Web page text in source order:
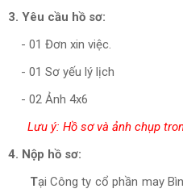
3. Yêu cầu hồ sơ:
- 01 Đơn xin việc.
- 01 Sơ yếu lý lịch
- 02 Ảnh 4x6
Lưu ý: Hồ sơ và ảnh chụp
4. Nộp hồ sơ:
Tại Công ty cổ phần may